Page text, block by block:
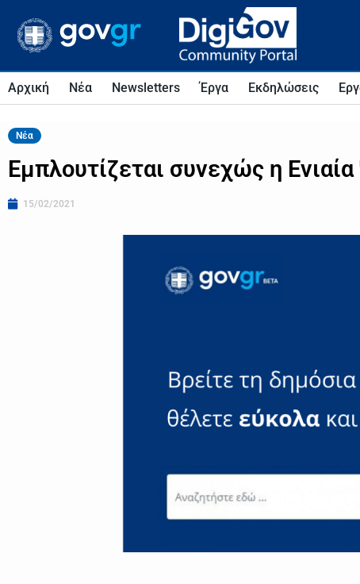
Αρχική Νέα Newsletters Έργα Εκδηλώσεις
Νέα
Εμπλουτίζεται συνεχώς η
15/02/2021